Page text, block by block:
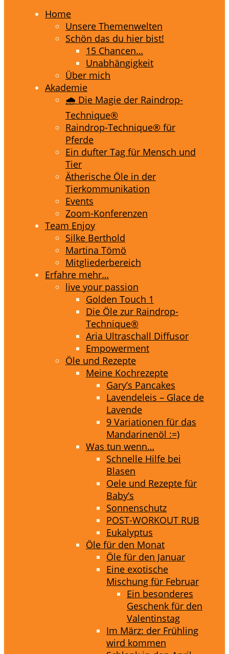
Home
Unsere Themenwelten
Schön das du hier bist!
15 Chancen…
Unabhängigkeit
Über mich
Akademie
🌧️ Die Magie der Raindrop-
Technique®
Raindrop-Technique® für
Pferde
Ein dufter Tag für Mensch und
Tier
Ätherische Öle in der
Tierkommunikation
Events
Zoom-Konferenzen
Team Enjoy
Silke Berthold
Martina Tömö
Mitgliederbereich
Erfahre mehr…
live your passion
Golden Touch 1
Die Öle zur Raindrop-
Technique®
Aria Ultraschall Diffusor
Empowerment
Öle und Rezepte
Meine Kochrezepte
Gary’s Pancakes
Lavendeleis – Glace de
Lavende
9 Variationen für das
Mandarinenöl :=)
Was tun wenn…
Schnelle Hilfe bei
Blasen
Oele und Rezepte für
Baby’s
Sonnenschutz
POST-WORKOUT RUB
Eukalyptus
Öle für den Monat
Öle für den Januar
Eine exotische
Mischung für Februar
Ein besonderes
Geschenk für den
Valentinstag
Im März: der Frühling
wird kommen